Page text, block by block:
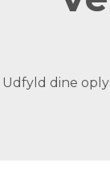
Udfyld dine